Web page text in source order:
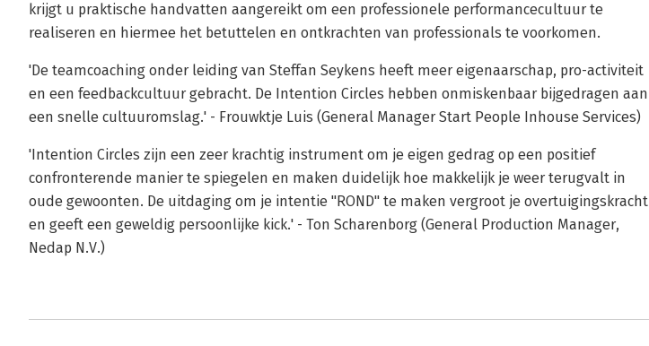
krijgt u praktische handvatten aangereikt om een professionele performancecultuur te
realiseren en hiermee het betuttelen en ontkrachten van professionals te voorkomen.
'De teamcoaching onder leiding van Steffan Seykens heeft meer eigenaarschap, pro-activiteit
en een feedbackcultuur gebracht. De Intention Circles hebben onmiskenbaar bijgedragen aan
een snelle cultuuromslag.' - Frouwktje Luis (General Manager Start People Inhouse Services)
'Intention Circles zijn een zeer krachtig instrument om je eigen gedrag op een positief
confronterende manier te spiegelen en maken duidelijk hoe makkelijk je weer terugvalt in
oude gewoonten. De uitdaging om je intentie "ROND" te maken vergroot je overtuigingskracht
en geeft een geweldig persoonlijke kick.' - Ton Scharenborg (General Production Manager,
Nedap N.V.)